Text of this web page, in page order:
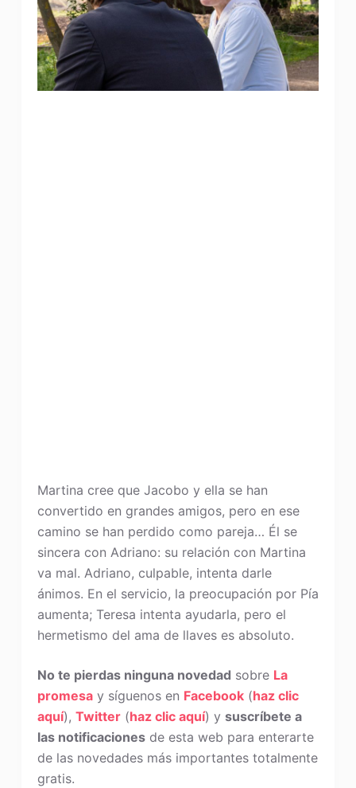
Martina cree que Jacobo y ella se han
convertido en grandes amigos, pero en ese
camino se han perdido como pareja… Él se
sincera con Adriano: su relación con Martina
va mal. Adriano, culpable, intenta darle
ánimos. En el servicio, la preocupación por Pía
aumenta; Teresa intenta ayudarla, pero el
hermetismo del ama de llaves es absoluto.
No te pierdas ninguna novedad sobre La
promesay síguenos en Facebook(haz clic
aquí), Twitter(haz clic aquí) y suscríbete a
las notificacionesde esta web para enterarte
de las novedades más importantes totalmente
gratis.